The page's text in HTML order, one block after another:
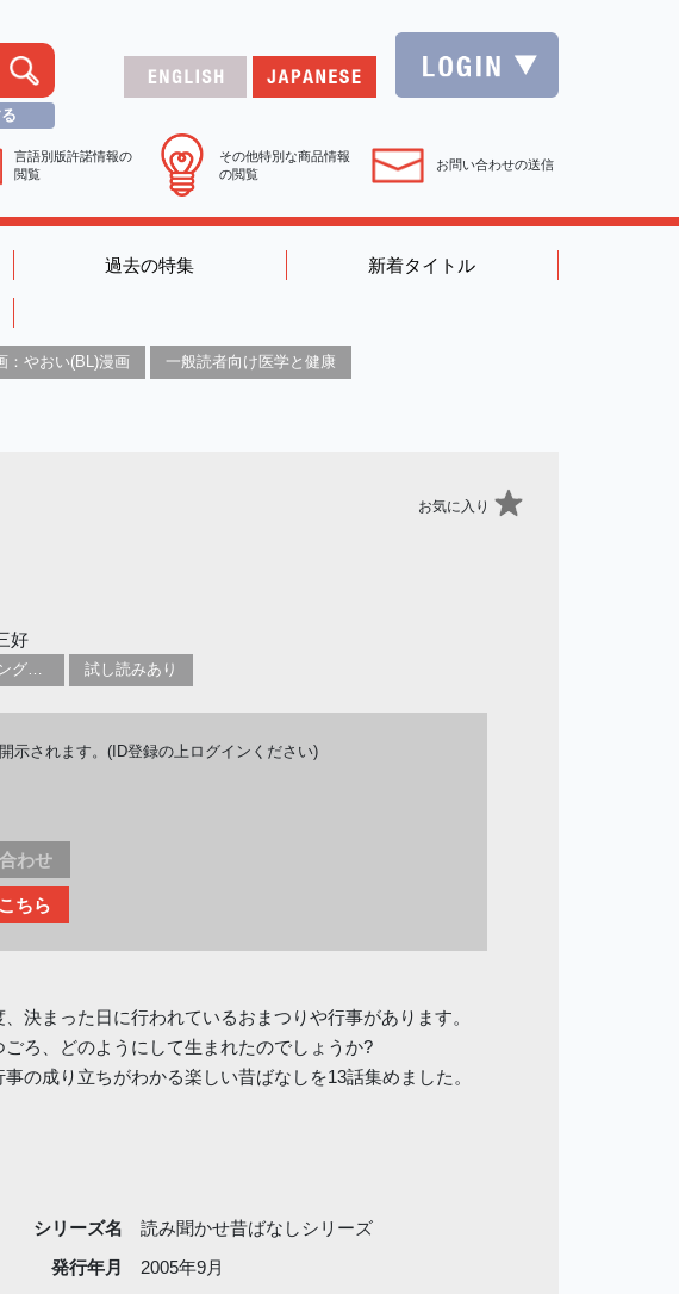
言語別版許諾情報の
閲覧
その他特別な商品情報
の閲覧
お問い合わせの送信
過去の特集 新着タイトル
：やおい(BL)漫画 一般読者向け医学と健康
お気に入り
好
子供向け／YA(ヤングアダルト)向けのフィクション：民話 試し読みあり
示されます。(ID登録の上ログインください)
わせ
ちら
決まった日に行われているおまつりや行事があります。
ごろ、どのようにして生まれたのでしょうか?
の成り立ちがわかる楽しい昔ばなしを13話集めました。
シリーズ名
読み聞かせ昔ばなしシリーズ
発行年月
2005年9月